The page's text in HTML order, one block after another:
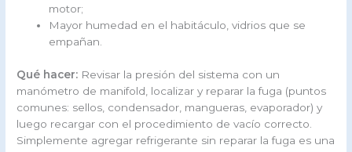
motor;
Mayor humedad en el habitáculo, vidrios que se
empañan.
Qué hacer: Revisar la presión del sistema con un
manómetro de manifold, localizar y reparar la fuga (puntos
comunes: sellos, condensador, mangueras, evaporador) y
luego recargar con el procedimiento de vacío correcto.
Simplemente agregar refrigerante sin reparar la fuga es una